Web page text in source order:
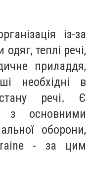
із-за
теплі речі,
приладдя,
необхідні в
речі. Є
з основними
оборони,
- за цим